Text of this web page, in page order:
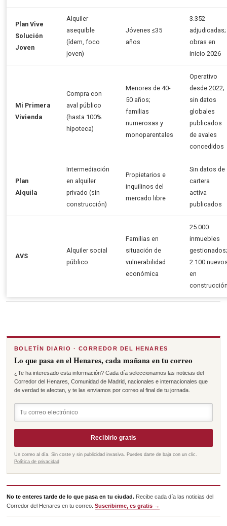
Plan Vive
Solución
Joven
Alquiler
asequible
(ídem, foco
joven)
Jóvenes ≤35
años
3.352
adjudicadas;
obras en
inicio 2026
Mi Primera
Vivienda
Compra con
aval público
(hasta 100%
hipoteca)
Menores de 40-
50 años;
familias
numerosas y
monoparentales
Operativo
desde 2022;
sin datos
globales
publicados
de avales
concedidos
Plan
Alquila
Intermediación
en alquiler
privado (sin
construcción)
Propietarios e
inquilinos del
mercado libre
Sin datos de
cartera
activa
publicados
AVS
Alquiler social
público
Familias en
situación de
vulnerabilidad
económica
25.000
inmuebles
2.100
en
BOLETÍN DIARIO · CORREDOR DEL HENARES
Lo que pasa en el Henares, cada mañana en tu correo
¿Te ha interesado esta información? Cada día seleccionamos las noticias del
Corredor del Henares, Comunidad de Madrid, nacionales e internacionales que
de verdad te afectan, y te las enviamos por correo al final de tu jornada.
Recibirlo gratis
Un correo al día. Sin coste y sin publicidad invasiva. Puedes darte de baja con un clic.
Política de privacidad
No te enteres tarde de lo que pasa en tu ciudad. Recibe cada día las noticias del
Corredor del Henares en tu correo.Suscribirme, es gratis →